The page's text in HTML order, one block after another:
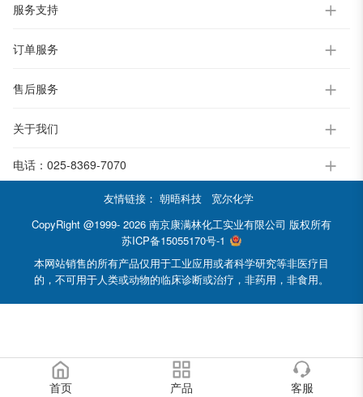
服务支持
订单服务
售后服务
关于我们
电话： 025-8369-7070
友情链接： 朝晤科技
宽尔化学
CopyRight @1999- 2026 南京康满林化工实业有限公司 版权所有
苏ICP备15055170号-1
本网站销售的所有产品仅用于工业应用或者科学研究等非医疗目
的，不可用于人类或动物的临床诊断或治疗，非药用，非食用。
首页 产品 客服